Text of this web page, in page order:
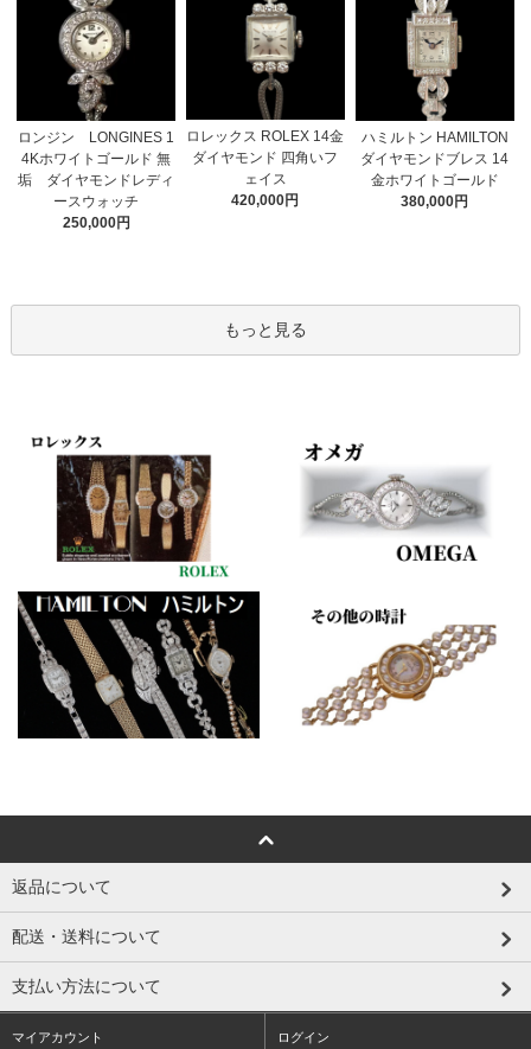
ロンジン LONGINES 1
4Kホワイトゴールド 無
垢 ダイヤモンドレディ
ースウォッチ
250,000円
ロレックス ROLEX 14金
ダイヤモンド 四角いフ
ェイス
420,000円
ハミルトン HAMILTON
ダイヤモンドブレス 14
金ホワイトゴールド
380,000円
もっと見る
返品について
配送・送料について
支払い方法について
マイアカウント ログイン